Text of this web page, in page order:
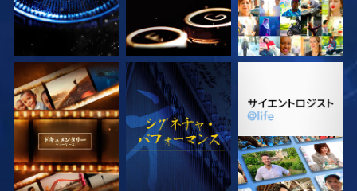
シリーズを探求 観る シリーズを探求